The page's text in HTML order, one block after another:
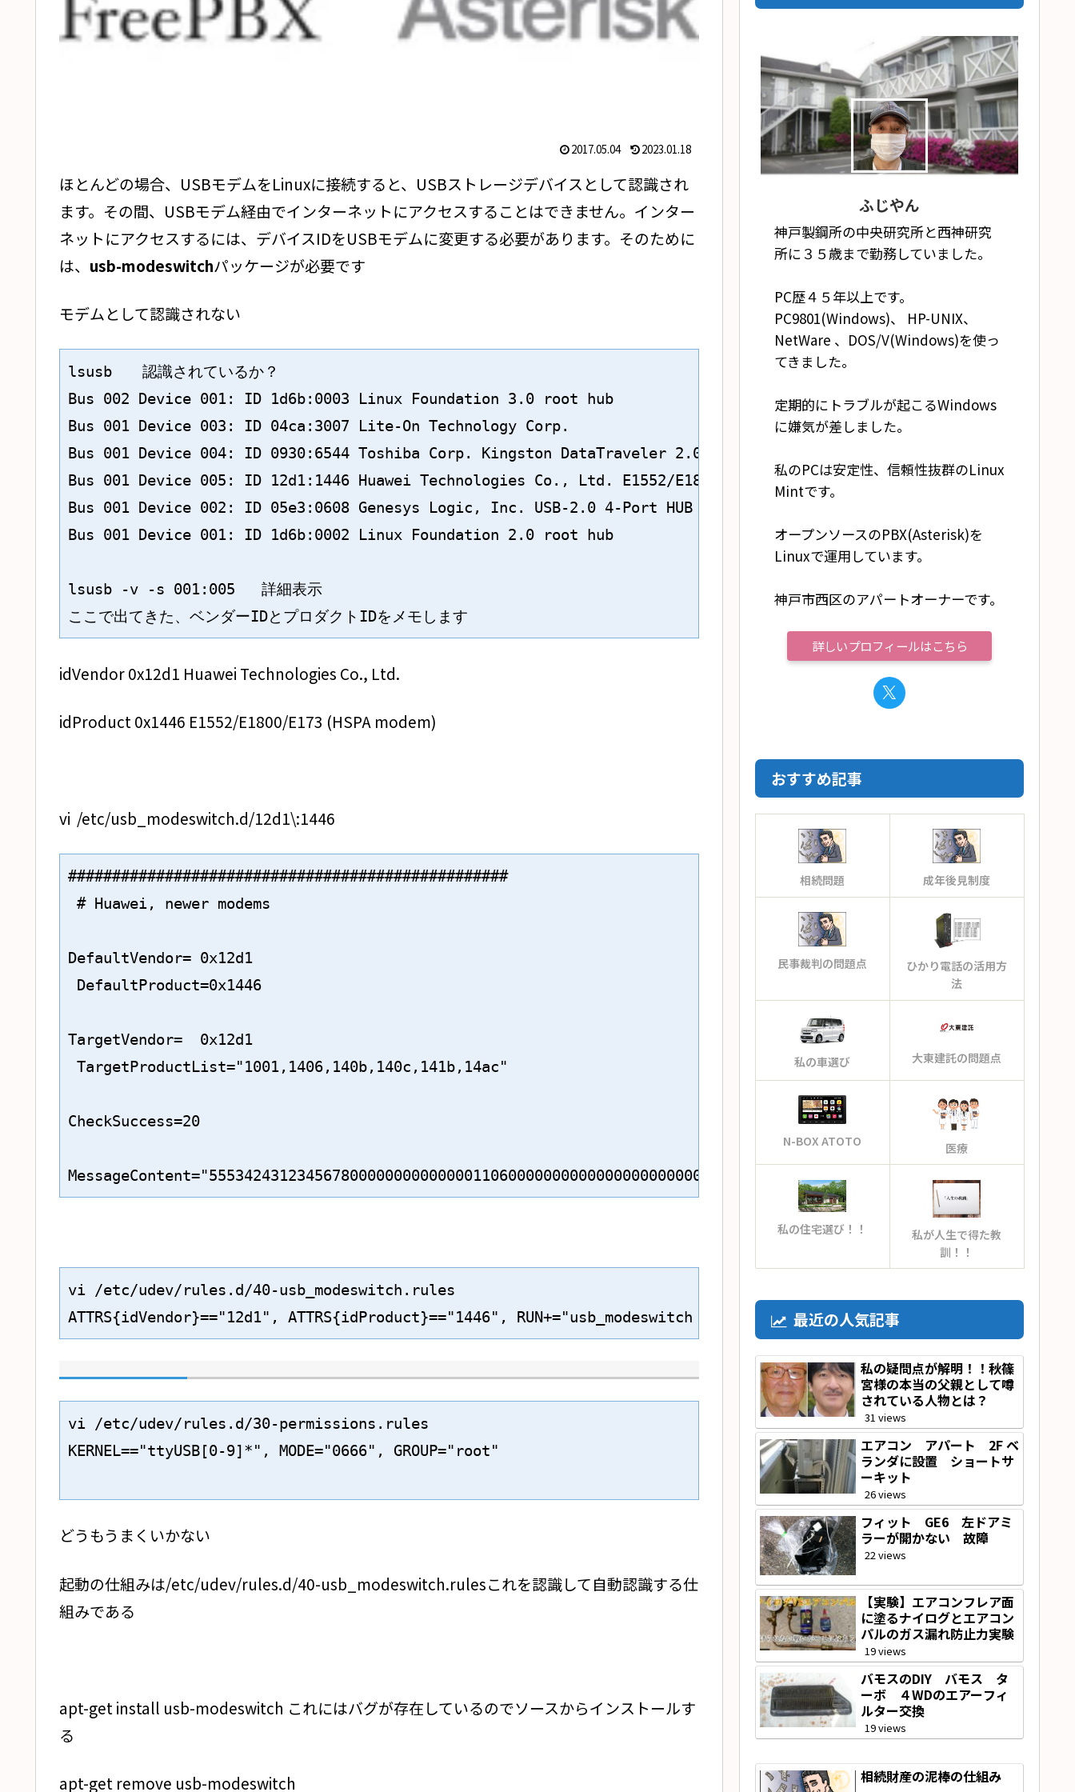
2017.05.04 2023.01.18
ほとんどの場合、USBモデムをLinuxに接続すると、USBストレージデバイスとして認識され
ます。その間、USBモデム経由でインターネットにアクセスすることはできません。インター
ネットにアクセスするには、デバイスIDをUSBモデムに変更する必要があります。そのために
は、 usb-modeswitchパッケージが必要です
モデムとして認識されない
lsusb　　認識されているか？
Bus 002 Device 001: ID 1d6b:0003 Linux Foundation 3.0 root hub
Bus 001 Device 003: ID 04ca:3007 Lite-On Technology Corp.
Bus 001 Device 004: ID 0930:6544 Toshiba Corp. Kingston DataTraveler 2.0 Stick (2GB)
Bus 001 Device 005: ID 12d1:1446 Huawei Technologies Co., Ltd. E1552/E1800/E173 (HSPA modem)
Bus 001 Device 002: ID 05e3:0608 Genesys Logic, Inc. USB-2.0 4-Port HUB
Bus 001 Device 001: ID 1d6b:0002 Linux Foundation 2.0 root hub
lsusb -v -s 001:005   詳細表示
ここで出てきた、ベンダーIDとプロダクトIDをメモします
idVendor 0x12d1 Huawei Technologies Co., Ltd.
idProduct 0x1446 E1552/E1800/E173 (HSPA modem)
vi /etc/usb_modeswitch.d/12d1\:1446
##################################################
# Huawei, newer modems
DefaultVendor= 0x12d1
DefaultProduct=0x1446
TargetVendor=  0x12d1
TargetProductList="1001,1406,140b,140c,141b,14ac"
CheckSuccess=20
MessageContent="55534243123456780000000000000011060000000000000000000000000000"
vi /etc/udev/rules.d/40-usb_modeswitch.rules
ATTRS{idVendor}=="12d1", ATTRS{idProduct}=="1446", RUN+="usb_modeswitch '%b/%k'"
vi /etc/udev/rules.d/30-permissions.rules
KERNEL=="ttyUSB[0-9]*", MODE="0666", GROUP="root"
どうもうまくいかない
起動の仕組みは/etc/udev/rules.d/40-usb_modeswitch.rulesこれを認識して自動認識する仕
組みである
apt-get install usb-modeswitch これにはバグが存在しているのでソースからインストールす
る
apt-get remove usb-modeswitch
ふじやん
神戸製鋼所の中央研究所と西神研究
所に３５歳まで勤務していました。
PC歴４５年以上です。
PC9801(Windows)、 HP-UNIX、
NetWare 、DOS/V(Windows)を使っ
てきました。
定期的にトラブルが起こるWindows
に嫌気が差しました。
私のPCは安定性、信頼性抜群のLinux
Mintです。
オープンソースのPBX(Asterisk)を
Linuxで運用しています。
神戸市西区のアパートオーナーです。
詳しいプロフィールはこちら
おすすめ記事
相続問題 成年後見制度
民事裁判の問題点
ひかり電話の活用方
法
私の車選び 大東建託の問題点
N-BOX ATOTO 医療
私の住宅選び！！
私が人生で得た教
訓！！
最近の人気記事
私の疑問点が解明！！秋篠
宮様の本当の父親として噂
されている人物とは？
31 views
エアコン アパート 2F ベ
ランダに設置 ショートサ
ーキット
26 views
フィット GE6 左ドアミ
ラーが開かない 故障
22 views
【実験】エアコンフレア面
に塗るナイログとエアコン
パルのガス漏れ防止力実験
19 views
バモスのDIY バモス タ
ーボ ４WDのエアーフィ
ルター交換
19 views
相続財産の泥棒の仕組み